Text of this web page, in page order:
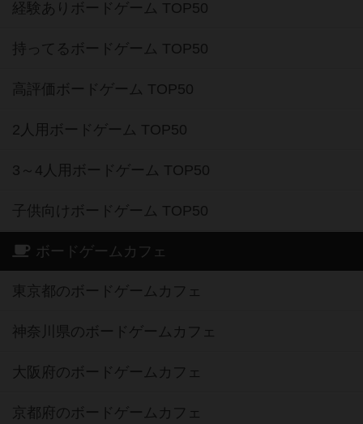
経験ありボードゲーム TOP50
持ってるボードゲーム TOP50
高評価ボードゲーム TOP50
2人用ボードゲーム TOP50
3～4人用ボードゲーム TOP50
子供向けボードゲーム TOP50
ボードゲームカフェ
東京都のボードゲームカフェ
神奈川県のボードゲームカフェ
大阪府のボードゲームカフェ
京都府のボードゲームカフェ